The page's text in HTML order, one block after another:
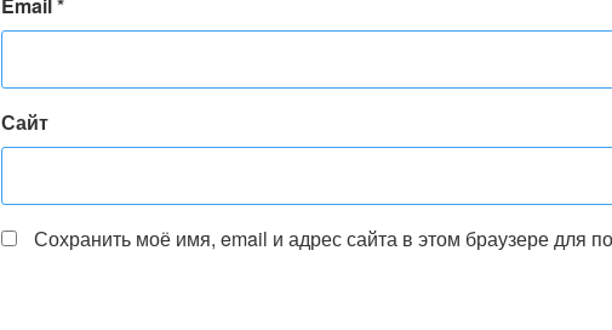
Сайт
Сохранить моё имя, email и адрес сайта в этом браузере для